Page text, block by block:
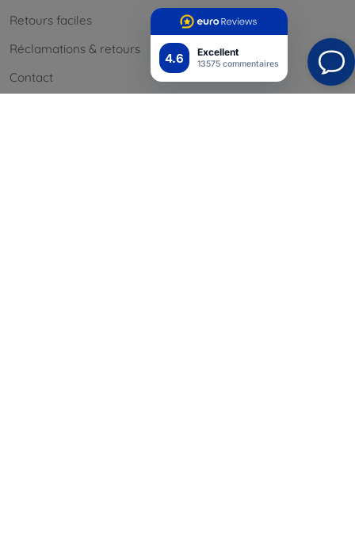
4.6 Excellent
13575 commentaires
Retours faciles
Réclamations & retours
Contact